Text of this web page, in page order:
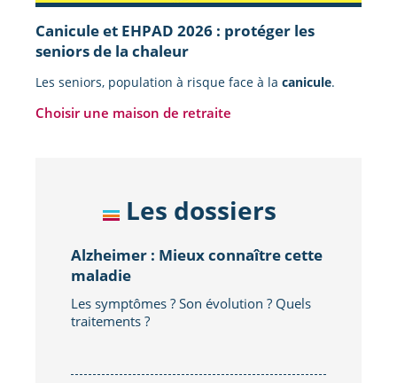
Canicule et EHPAD 2026 : protéger les
seniors de la chaleur
Les seniors, population à risque face à la canicule.
Choisir une maison de retraite
Les dossiers
Alzheimer : Mieux connaître cette
maladie
Les symptômes ? Son évolution ? Quels
traitements ?